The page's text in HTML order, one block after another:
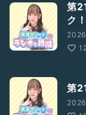
第
ク！
第